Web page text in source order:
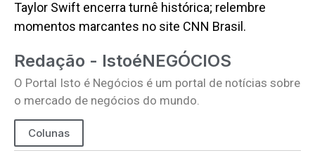
Taylor Swift encerra turnê histórica; relembre
momentos marcantes no site CNN Brasil.
Redação - IstoéNEGÓCIOS
O Portal Isto é Negócios é um portal de notícias sobre
o mercado de negócios do mundo.
Colunas